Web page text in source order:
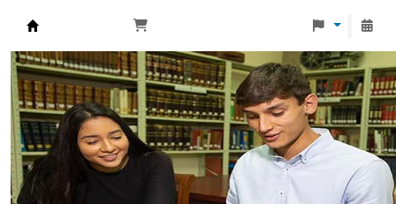
Biblioteca Universidad Monteávila